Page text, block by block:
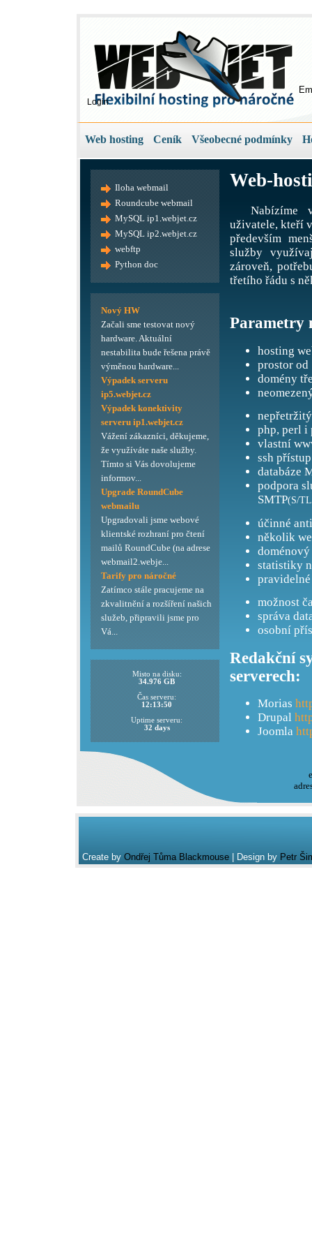
Login
Web hosting Ceník Všeobecné podmínky
Web-
Nabízíme
uživatele, kteří
především
služby
zároveň,
třetího řádu s
Parametry
hosting
prostor od
domény
php, perl i
vlastní
ssh přístup
databáze
podpora
SMTP(S/
účinné
několik
doménový
statistiky
možnost
správa
osobní
Redakční
serverech:
Morias
Drupal
Joomla
Iloha webmail
Roundcube webmail
MySQL ip1.webjet.cz
MySQL ip2.webjet.cz
webftp
Python doc
Nový HW
Začali sme testovat nový
hardware. Aktuální
nestabilita bude řešena právě
výměnou hardware...
Výpadek serveru
ip5.webjet.cz
Výpadek konektivity
serveru ip1.webjet.cz
Vážení zákazníci, děkujeme,
že využíváte naše služby.
Tímto si Vás dovolujeme
informov...
Upgrade RoundCube
webmailu
Upgradovali jsme webové
klientské rozhraní pro čtení
mailů RoundCube (na adrese
webmail2.webje...
Tarify pro náročné
Zatímco stále pracujeme na
zkvalitnění a rozšíření našich
služeb, připravili jsme pro
Vá...
Misto na disku:
34.976 GB
Čas serveru:
12:13:50
Uptime serveru:
32 days
Create by Ondřej Tůma Blackmouse| Design by Petr